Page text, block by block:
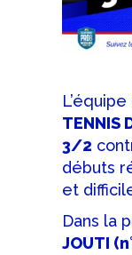
TENNIS
3/2
débuts
et
Dans la
JOUTI